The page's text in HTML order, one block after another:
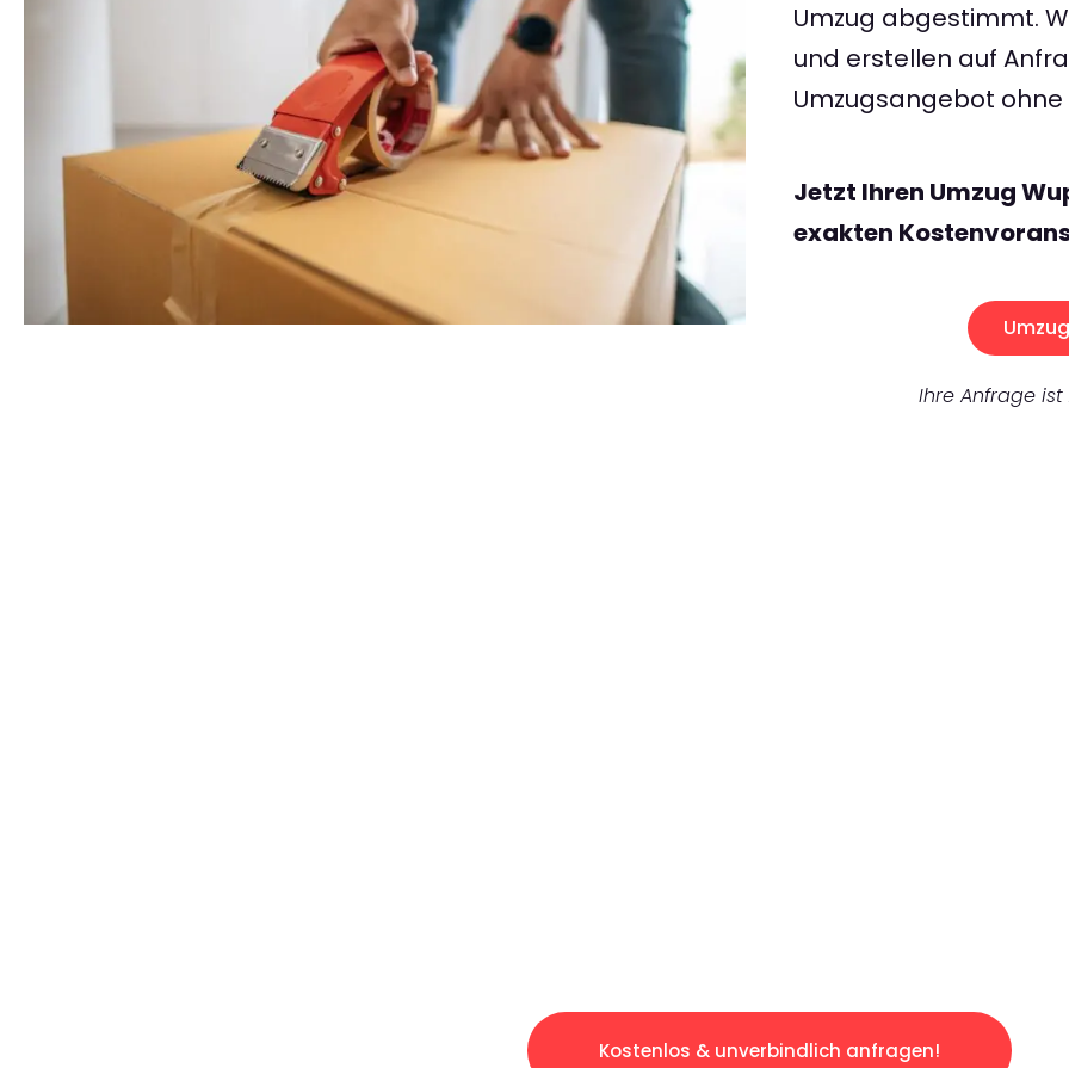
Umzug abgestimmt.
und erstellen auf
Umzugsangebot
Jetzt Ihren Umzug
exakten
Ihre Anfrage ist
Kostenlos & unverbindlich anfragen!